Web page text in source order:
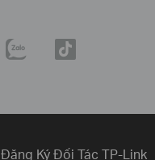
Đăng Ký Đối Tác TP-Link